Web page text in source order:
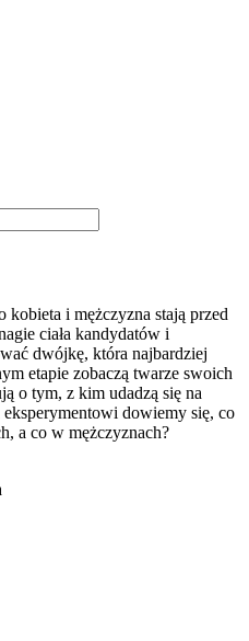
i mężczyzna stają przed
ciała kandydatów i
dwójkę, która najbardziej
etapie zobaczą twarze swoich
o tym, z kim udadzą się na
dowiemy się, co
a co w mężczyznach?